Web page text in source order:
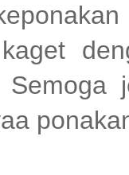
Semoga